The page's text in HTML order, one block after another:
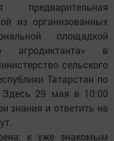
предварительная
из организованных
площадкой
агродиктанта» в
сельского
Татарстан по
Здесь 29 мая в 10:00
знания и ответить на
к уже знакомым